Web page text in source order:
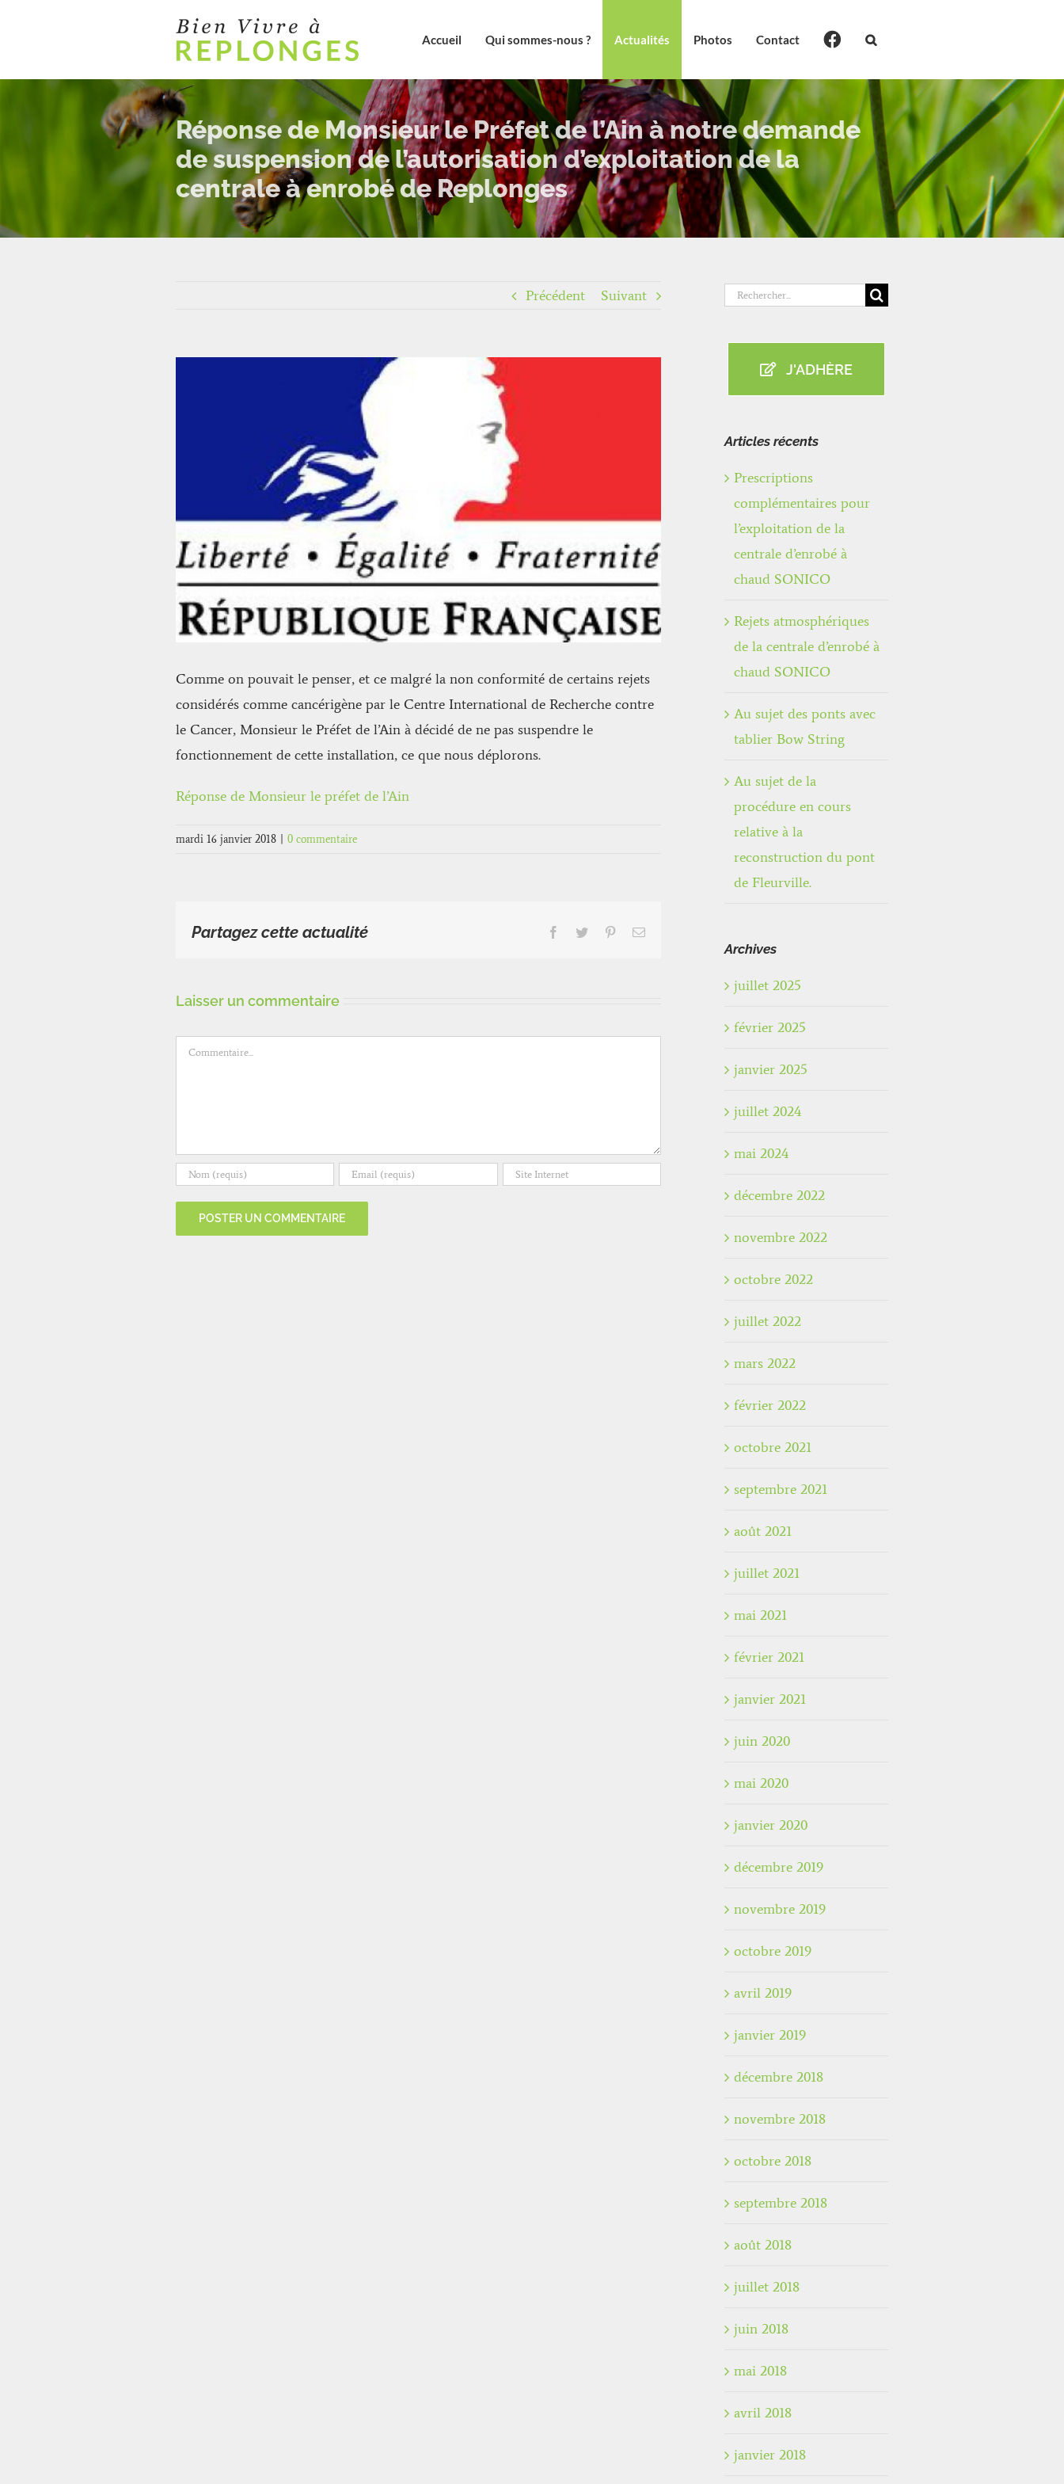
Accueil Qui sommes-nous ? Actualités Photos Contact
Réponse de Monsieur le Préfet de l’Ain à notre demande
de suspension de l’autorisation d’exploitation de la
centrale à enrobé de Replonges
Précédent Suivant
Comme on pouvait le penser, et ce malgré la non conformité de certains rejets
considérés comme cancérigène par le Centre International de Recherche contre
le Cancer, Monsieur le Préfet de l’Ain à décidé de ne pas suspendre le
fonctionnement de cette installation, ce que nous déplorons.
Réponse de Monsieur le préfet de l’Ain
mardi 16 janvier 2018 0 commentaire
Partagez cette actualité Facebook
Twitter PinterestEmail
Laisser un commentaire
Commentaire
Rechercher:
J'ADHÈRE
Articles récents
Prescriptions
complémentaires pour
l’exploitation de la
centrale d’enrobé à
chaud SONICO
Rejets atmosphériques
de la centrale d’enrobé à
chaud SONICO
Au sujet des ponts avec
tablier Bow String
Au sujet de la
procédure en cours
relative à la
reconstruction du pont
de Fleurville.
Archives
juillet 2025
février 2025
janvier 2025
juillet 2024
mai 2024
décembre 2022
novembre 2022
octobre 2022
juillet 2022
mars 2022
février 2022
octobre 2021
septembre 2021
août 2021
juillet 2021
mai 2021
février 2021
janvier 2021
juin 2020
mai 2020
janvier 2020
décembre 2019
novembre 2019
octobre 2019
avril 2019
janvier 2019
décembre 2018
novembre 2018
octobre 2018
septembre 2018
août 2018
juillet 2018
juin 2018
mai 2018
avril 2018
janvier 2018